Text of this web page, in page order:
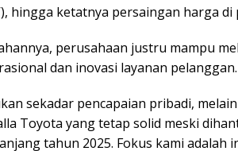
hingga ketatnya persaingan harga di
perusahaan justru mampu
dan inovasi layanan pelanggan.
sekadar pencapaian pribadi,
Toyota yang tetap solid meski
tahun 2025. Fokus kami adalah